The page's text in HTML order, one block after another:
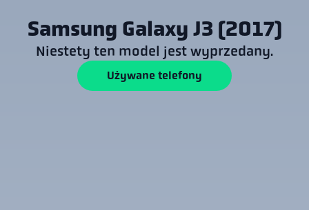
Samsung Galaxy J3 (2017)
Niestety ten model jest wyprzedany.
Używane telefony